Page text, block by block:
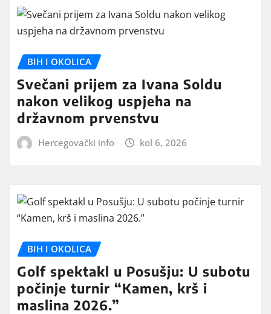
BIH I OKOLICA
Svečani prijem za Ivana Soldu
nakon velikog uspjeha na
državnom prvenstvu
Hercegovački info kol 6, 2026
BIH I OKOLICA
Golf spektakl u Posušju: U subotu
počinje turnir “Kamen, krš i
maslina 2026.”